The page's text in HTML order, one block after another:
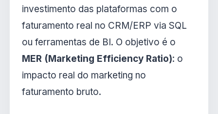
investimento das plataformas com o
faturamento real no CRM/ERP via SQL
ou ferramentas de BI. O objetivo é o
MER (Marketing Efficiency Ratio): o
impacto real do marketing no
faturamento bruto.